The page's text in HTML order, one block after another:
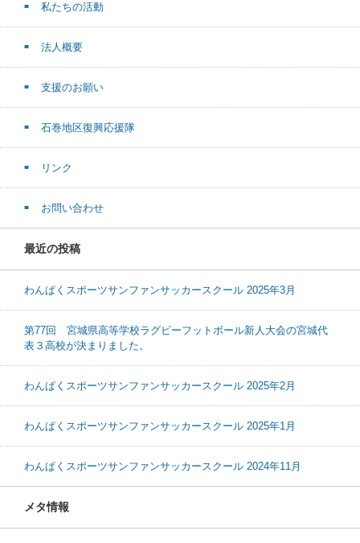
私たちの活動
法人概要
支援のお願い
石巻地区復興応援隊
リンク
お問い合わせ
最近の投稿
わんぱくスポーツサンファンサッカースクール 2025年3月
第77回 宮城県高等学校ラグビーフットボール新人大会の宮城代
表３高校が決まりました。
わんぱくスポーツサンファンサッカースクール 2025年2月
わんぱくスポーツサンファンサッカースクール 2025年1月
わんぱくスポーツサンファンサッカースクール 2024年11月
メタ情報